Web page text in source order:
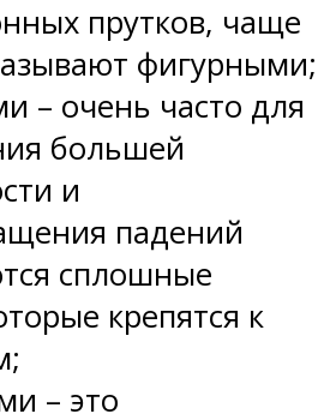
прутков, чаще
фигурными;
– очень часто для
большей
и
падений
сплошные
крепятся к
– это